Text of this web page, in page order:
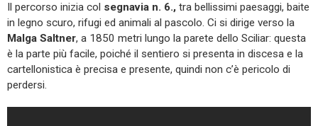
Il percorso inizia col segnavia n. 6., tra bellissimi paesaggi, baite
in legno scuro, rifugi ed animali al pascolo. Ci si dirige verso la
Malga Saltner, a 1850 metri lungo la parete dello Sciliar: questa
è la parte più facile, poiché il sentiero si presenta in discesa e la
cartellonistica è precisa e presente, quindi non c’è pericolo di
perdersi.